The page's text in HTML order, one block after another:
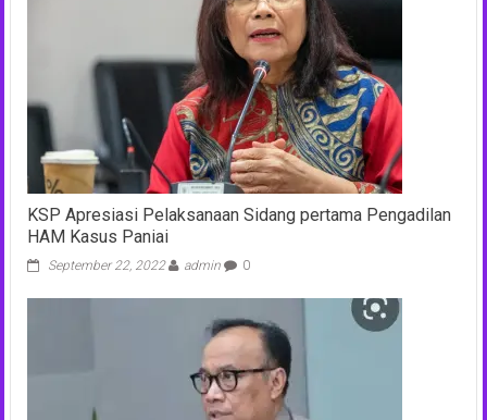
KSP Apresiasi Pelaksanaan Sidang pertama Pengadilan
HAM Kasus Paniai
September 22, 2022 admin 0